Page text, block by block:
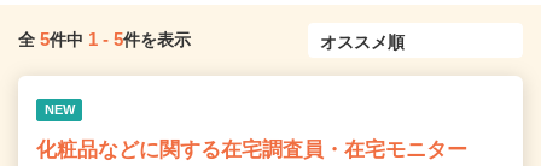
全 5件中 1 - 5件を表示
NEW
化粧品などに関する在宅調査員・在宅モニター